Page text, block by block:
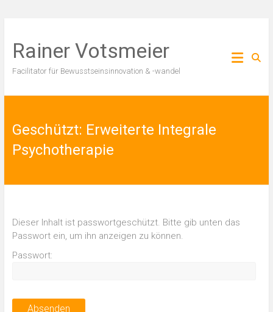
springen
Rainer Votsmeier
Facilitator für Bewusstseinsinnovation & -wandel
Geschützt: Erweiterte Integrale
Psychotherapie
Dieser Inhalt ist passwortgeschützt. Bitte gib unten das
Passwort ein, um ihn anzeigen zu können.
Passwort: